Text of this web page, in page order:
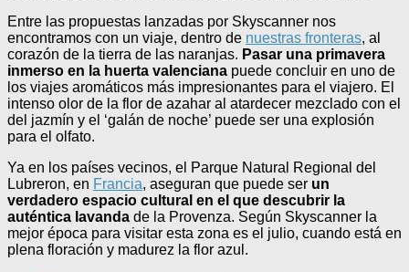
Entre las propuestas lanzadas por Skyscanner nos
encontramos con un viaje, dentro de nuestras fronteras, al
corazón de la tierra de las naranjas. Pasar una primavera
inmerso en la huerta valenciana puede concluir en uno de
los viajes aromáticos más impresionantes para el viajero. El
intenso olor de la flor de azahar al atardecer mezclado con el
del jazmín y el ‘galán de noche’ puede ser una explosión
para el olfato.
Ya en los países vecinos, el Parque Natural Regional del
Lubreron, en Francia, aseguran que puede ser un
verdadero espacio cultural en el que descubrir la
auténtica lavanda de la Provenza. Según Skyscanner la
mejor época para visitar esta zona es el julio, cuando está en
plena floración y madurez la flor azul.